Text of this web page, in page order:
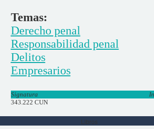
Temas:
Derecho penal
Responsabilidad penal
Delitos
Empresarios
Signatura
343.222 CUN
Libros